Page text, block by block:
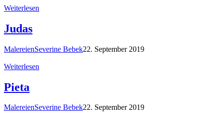
Weiterlesen
Judas
MalereienSeverine Bebek22. September 2019
Weiterlesen
Pieta
MalereienSeverine Bebek22. September 2019